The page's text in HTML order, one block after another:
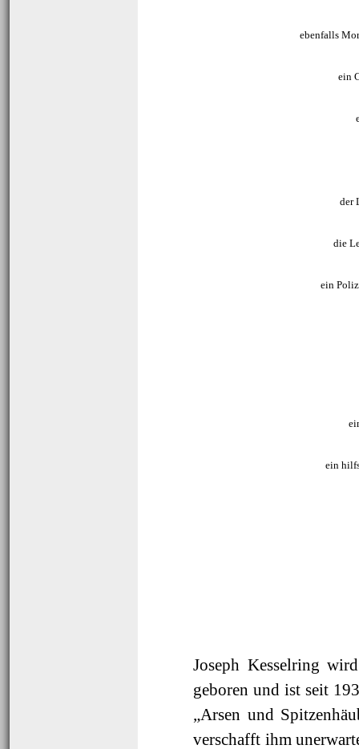
ebenfalls
ein
der
die
ein
ein
Joseph Kesselring
geboren und ist seit
„Arsen und
verschafft ihm